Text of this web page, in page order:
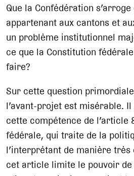
Que la Confédération
appartenant aux cantons et
un problème institutionnel
ce que la Constitution
faire?
Sur cette question
l’avant-projet est misérable.
cette compétence de l’article
fédérale, qui traite de la
l’interprétant de manière très
cet article limite le pouvoir